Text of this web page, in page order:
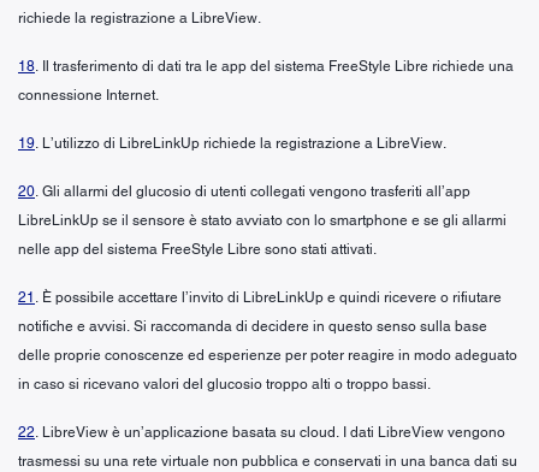
richiede la registrazione a LibreView.
18. Il trasferimento di dati tra le app del sistema FreeStyle Libre richiede una
connessione Internet.
19. L’utilizzo di LibreLinkUp richiede la registrazione a LibreView.
20. Gli allarmi del glucosio di utenti collegati vengono trasferiti all’app
LibreLinkUp se il sensore è stato avviato con lo smartphone e se gli allarmi
nelle app del sistema FreeStyle Libre sono stati attivati.
21 . È possibile accettare l’invito di LibreLinkUp e quindi ricevere o rifiutare
notifiche e avvisi. Si raccomanda di decidere in questo senso sulla base
delle proprie conoscenze ed esperienze per poter reagire in modo adeguato
in caso si ricevano valori del glucosio troppo alti o troppo bassi.
22. LibreView è un’applicazione basata su cloud. I dati LibreView vengono
trasmessi su una rete virtuale non pubblica e conservati in una banca dati su